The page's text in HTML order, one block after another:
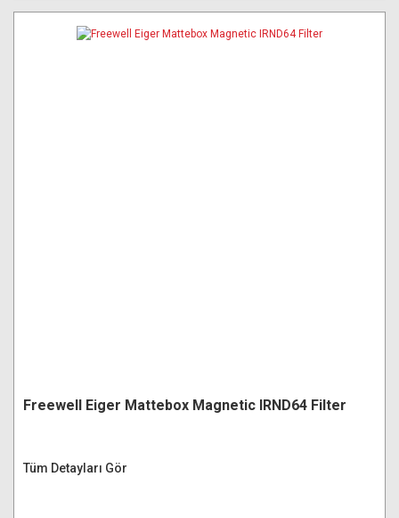
Freewell Eiger Mattebox Magnetic IRND64 Filter
Tüm Detayları Gör